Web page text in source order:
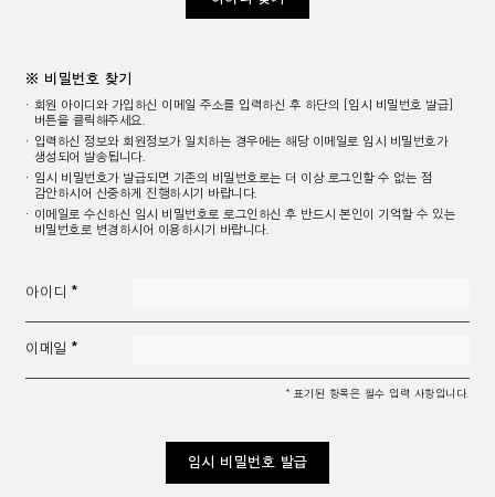
※ 비밀번호 찾기
회원 아이디와 가입하신 이메일 주소를 입력하신 후 하단의 [임시 비밀번호 발급]
버튼을 클릭해주세요.
입력하신 정보와 회원정보가 일치하는 경우에는 해당 이메일로 임시 비밀번호가
생성되어 발송됩니다.
임시 비밀번호가 발급되면 기존의 비밀번호로는 더 이상 로그인할 수 없는 점
감안하시어 신중하게 진행하시기 바랍니다.
이메일로 수신하신 임시 비밀번호로 로그인하신 후 반드시 본인이 기억할 수 있는
비밀번호로 변경하시어 이용하시기 바랍니다.
아이디
이메일
* 표기된 항목은 필수 입력 사항입니다.